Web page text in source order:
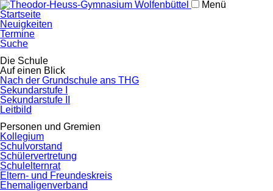
Menü
Navigation
überspringen
Startseite
Neuigkeiten
Termine
Suche
Navigation
überspringen
Die Schule
Auf einen Blick
Nach der Grundschule ans THG
Sekundarstufe I
Sekundarstufe II
Leitbild
Personen und Gremien
Kollegium
Schulvorstand
Schülervertretung
Schulelternrat
Eltern- und Freundeskreis
Ehemaligenverband